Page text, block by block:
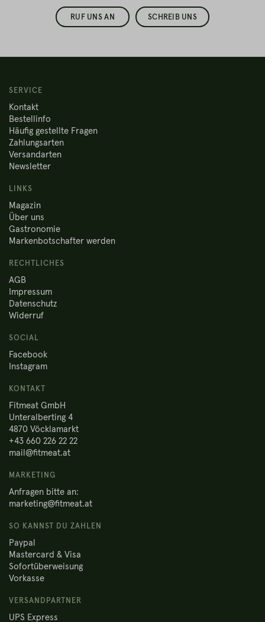
RUF UNS AN SCHREIB UNS
SERVICE
Kontakt
Bestellinfo
Häufig gestellte Fragen
Zahlungsarten
Versandarten
Newsletter
LINKS
Magazin
Über uns
Gastronomie
Markenbotschafter werden
RECHTLICHES
AGB
Impressum
Datenschutz
Widerruf
SOCIAL
Facebook
Instagram
KONTAKT
Fitmeat GmbH
Unteralberting 4
4870 Vöcklamarkt
+43 660 226 22 22
mail@fitmeat.at
MARKETING
Anfragen bitte an:
marketing@fitmeat.at
SO KANNST DU ZAHLEN
Paypal
Mastercard & Visa
Sofortüberweisung
Vorkasse
VERSANDPARTNER
UPS Express